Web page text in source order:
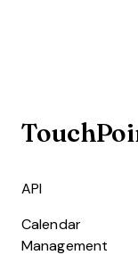
API
Calendar
Management